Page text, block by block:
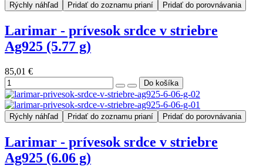
Rýchly náhľad Pridať do zoznamu prianí Pridať do porovnávania
Larimar - prívesok srdce v striebre
Ag925 (5.77 g)
85,01 €
Rýchly náhľad Pridať do zoznamu prianí Pridať do porovnávania
Larimar - prívesok srdce v striebre
Ag925 (6.06 g)